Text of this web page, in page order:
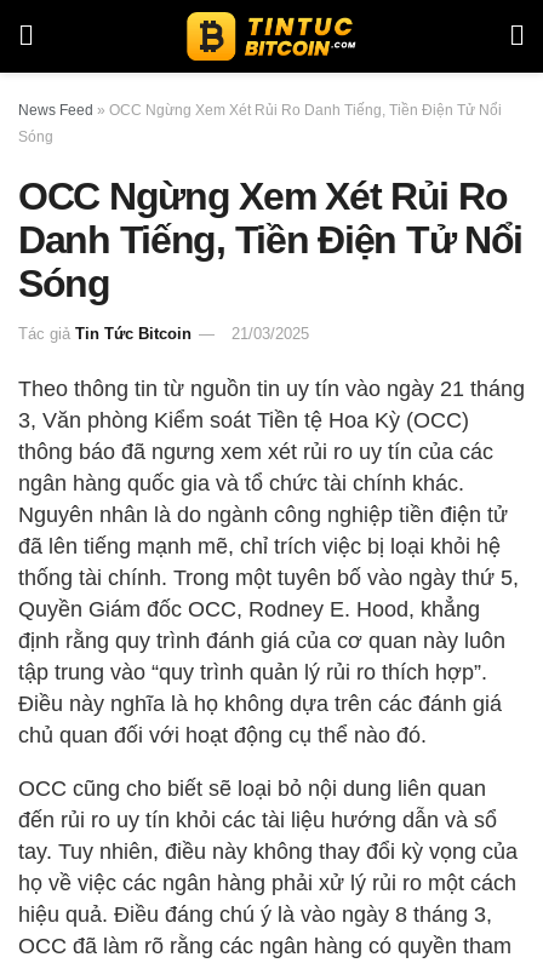
News Feed » OCC Ngừng Xem Xét Rủi Ro Danh Tiếng, Tiền Điện Tử Nổi
Sóng
OCC Ngừng Xem Xét Rủi Ro
Danh Tiếng, Tiền Điện Tử Nổi
Sóng
Tác giả Tin Tức Bitcoin 21/03/2025
Theo thông tin từ nguồn tin uy tín vào ngày 21 tháng
3, Văn phòng Kiểm soát Tiền tệ Hoa Kỳ (OCC)
thông báo đã ngưng xem xét rủi ro uy tín của các
ngân hàng quốc gia và tổ chức tài chính khác.
Nguyên nhân là do ngành công nghiệp tiền điện tử
đã lên tiếng mạnh mẽ, chỉ trích việc bị loại khỏi hệ
thống tài chính. Trong một tuyên bố vào ngày thứ 5,
Quyền Giám đốc OCC, Rodney E. Hood, khẳng
định rằng quy trình đánh giá của cơ quan này luôn
tập trung vào “quy trình quản lý rủi ro thích hợp”.
Điều này nghĩa là họ không dựa trên các đánh giá
chủ quan đối với hoạt động cụ thể nào đó.
OCC cũng cho biết sẽ loại bỏ nội dung liên quan
đến rủi ro uy tín khỏi các tài liệu hướng dẫn và sổ
tay. Tuy nhiên, điều này không thay đổi kỳ vọng của
họ về việc các ngân hàng phải xử lý rủi ro một cách
hiệu quả. Điều đáng chú ý là vào ngày 8 tháng 3,
OCC đã làm rõ rằng các ngân hàng có quyền tham